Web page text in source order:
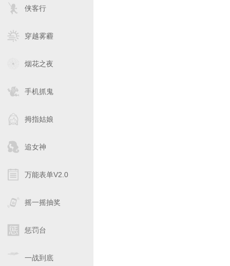
侠客行
穿越雾霾
烟花之夜
手机抓鬼
拇指姑娘
追女神
万能表单V2.0
摇一摇抽奖
惩罚台
一战到底